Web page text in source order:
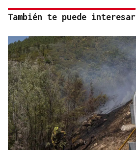
También te puede interesar